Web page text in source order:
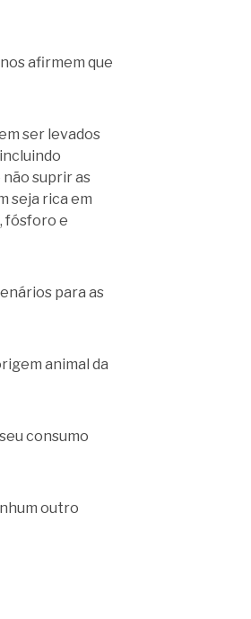
afirmem que
ser levados
suprir as
seja rica em
fósforo e
para as
animal da
consumo
outro